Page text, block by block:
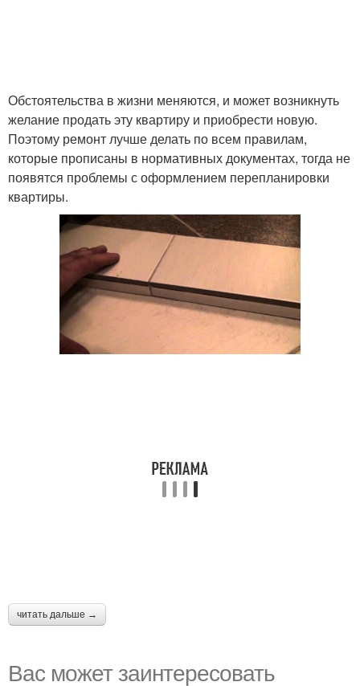
Обстоятельства в жизни меняются, и может возникнуть
желание продать эту квартиру и приобрести новую.
Поэтому ремонт лучше делать по всем правилам,
которые прописаны в нормативных документах, тогда не
появятся проблемы с оформлением перепланировки
квартиры.
читать дальше →
Вас может заинтересовать